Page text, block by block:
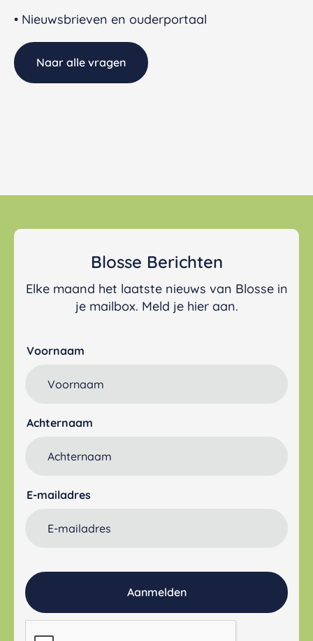
• Nieuwsbrieven en ouderportaal
Naar alle vragen
Blosse Berichten
Elke maand het laatste nieuws van Blosse in
je mailbox. Meld je hier aan.
Voornaam
Achternaam
E-mailadres